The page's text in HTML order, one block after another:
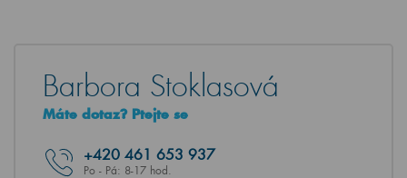
Barbora Stoklasová
Máte dotaz? Ptejte se
+420 461 653 937
Po - Pá: 8-17 hod.